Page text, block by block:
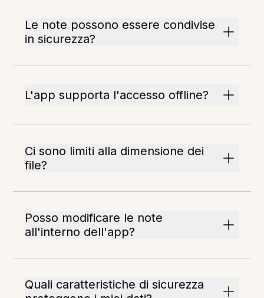
Le note possono essere condivise
in sicurezza?
L'app supporta l'accesso offline?
Ci sono limiti alla dimensione dei
file?
Posso modificare le note
all'interno dell'app?
Quali caratteristiche di sicurezza